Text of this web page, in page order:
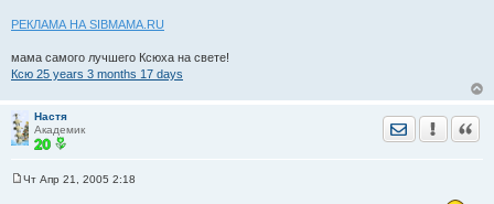
РЕКЛАМА НА SIBMAMA.RU
мама самого лучшего Ксюха на свете!
Ксю 25 years 3 months 17 days
Настя
Академик
Отправить
Чт Апр 21, 2005 2:18